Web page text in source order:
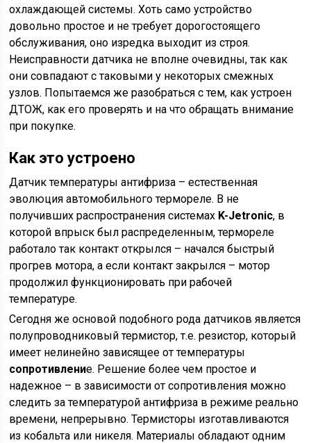
охлаждающей системы. Хоть само устройство
довольно простое и не требует дорогостоящего
обслуживания, оно изредка выходит из строя.
Неисправности датчика не вполне очевидны, так как
они совпадают с таковыми у некоторых смежных
узлов. Попытаемся же разобраться с тем, как устроен
ДТОЖ, как его проверять и на что обращать внимание
при покупке.
Как это устроено
Датчик температуры антифриза – естественная
эволюция автомобильного термореле. В не
получивших распространения системах K-Jetronic, в
которой впрыск был распределенным, термореле
работало так контакт открылся – начался быстрый
прогрев мотора, а если контакт закрылся – мотор
продолжил функционировать при рабочей
температуре.
Сегодня же основой подобного рода датчиков является
полупроводниковый термистор, т.е. резистор, который
имеет нелинейно зависящее от температуры
сопротивление. Решение более чем простое и
надежное – в зависимости от сопротивления можно
следить за температурой антифриза в режиме реально
времени, непрерывно. Термисторы изготавливаются
из кобальта или никеля. Материалы обладают одним